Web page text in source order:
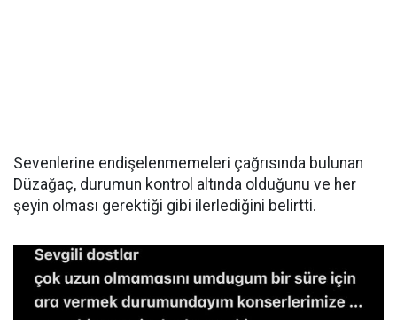
Sevenlerine endişelenmemeleri çağrısında bulunan
Düzağaç, durumun kontrol altında olduğunu ve her
şeyin olması gerektiği gibi ilerlediğini belirtti.